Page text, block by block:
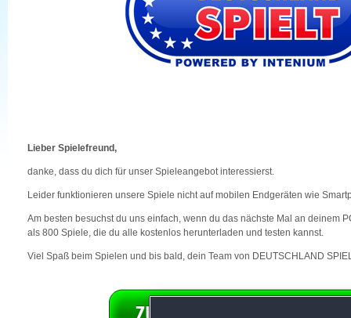
Lieber Spielefreund,
danke, dass du dich für unser Spieleangebot interessierst.
Leider funktionieren unsere Spiele nicht auf mobilen Endgeräten wie
Am besten besuchst du uns einfach, wenn du das nächste Mal an deinem
als 800 Spiele, die du alle kostenlos herunterladen und testen kannst.
Viel Spaß beim Spielen und bis bald, dein Team von DEUTSCHLAND